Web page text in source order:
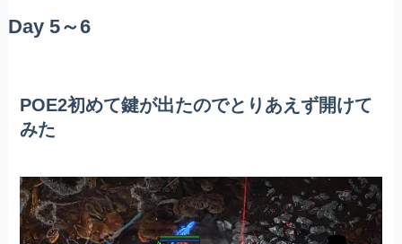
Day 5～6
POE2初めて鍵が出たのでとりあえず開けて
みた